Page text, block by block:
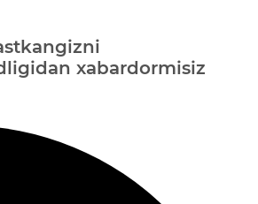
xabardormisiz